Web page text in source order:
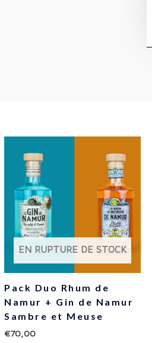
EN RUPTURE DE STOCK
Pack Duo Rhum de
Namur + Gin de Namur
Sambre et Meuse
€70,00